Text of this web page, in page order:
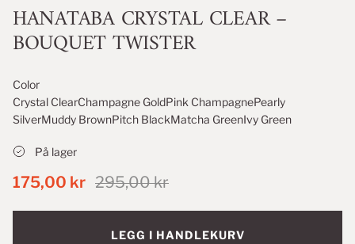
HANATABA CRYSTAL CLEAR –
BOUQUET TWISTER
Color
Crystal ClearChampagne GoldPink ChampagnePearly
SilverMuddy BrownPitch BlackMatcha GreenIvy Green
På lager
175,00 kr 295,00 kr
LEGG I HANDLEKURV